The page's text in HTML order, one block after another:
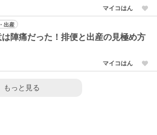
マイコはん
出産
陣痛だった！排便と出産の見極め方
マイコはん
もっと見る